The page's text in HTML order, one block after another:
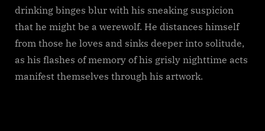
drinking binges blur with his sneaking suspicion
that he might be a werewolf. He distances himself
from those he loves and sinks deeper into solitude,
as his flashes of memory of his grisly nighttime acts
manifest themselves through his artwork.